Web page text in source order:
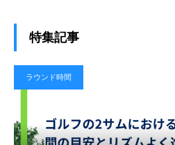
特集記事
ラウンド時間